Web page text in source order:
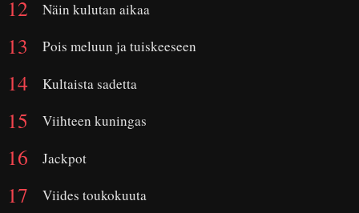
Näin kulutan aikaa
Pois meluun ja tuiskeeseen
Kultaista sadetta
Viihteen kuningas
Jackpot
Viides toukokuuta